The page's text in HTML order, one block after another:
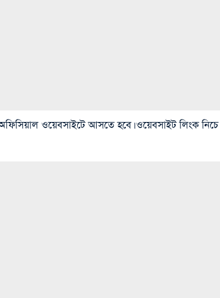
ওয়েবসাইটে আসতে হবে। ওয়েবসাইট লিংক নিচে